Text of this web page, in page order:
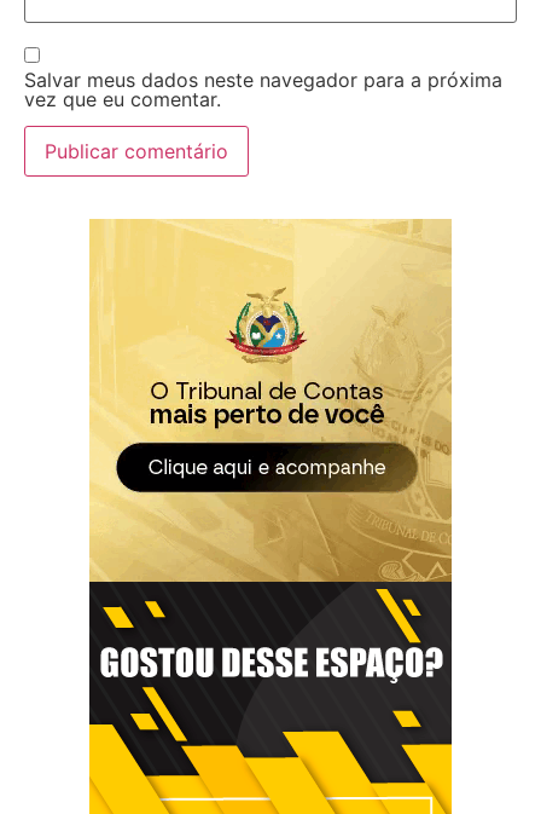
Salvar meus dados neste navegador para a próxima
vez que eu comentar.